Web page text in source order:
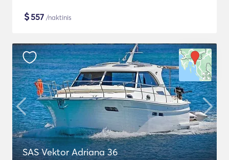
$557 /naktinis
SAS Vektor Adriana 36